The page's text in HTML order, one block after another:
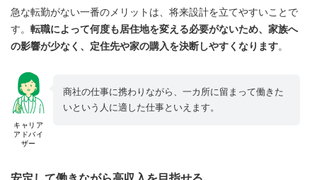
急な転勤がない一番のメリットは、将来設計を立てやすいことで
す。 転職によって何度も居住地を変える必要がないため、家族へ
の影響が少なく、定住先や家の購入を決断しやすくなります。
キャリア
アドバイ
ザー
商社の仕事に携わりながら、一カ所に留まって働きた
いという人に適した仕事といえます。